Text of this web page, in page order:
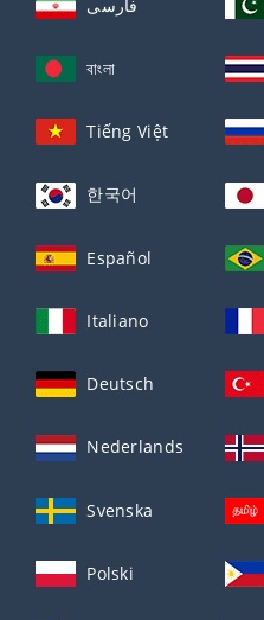
فارسی
বাংলা
Tiếng Việt
한국어
Español
Italiano
Deutsch
Nederlands
Svenska
Polski